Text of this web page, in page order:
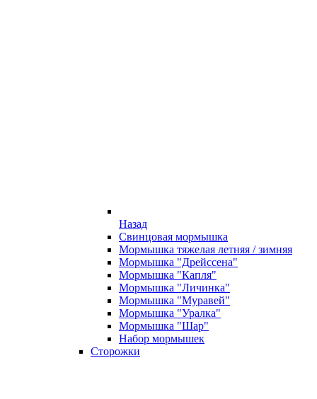
Назад
Свинцовая мормышка
Мормышка тяжелая летняя / зимняя
Мормышка "Дрейссена"
Мормышка "Капля"
Мормышка "Личинка"
Мормышка "Муравей"
Мормышка "Уралка"
Мормышка "Шар"
Набор мормышек
Сторожки